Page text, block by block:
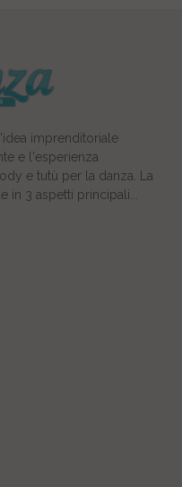
imprenditoriale
e l'esperienza
e tutù per la danza. La
in 3 aspetti principali...